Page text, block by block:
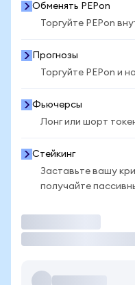
Обменять PEPon
Торгуйте PEPon
Прогнозы
Торгуйте PEPon и
Фьючерсы
Лонг или шорт
Стейкинг
Заставьте вашу
получайте